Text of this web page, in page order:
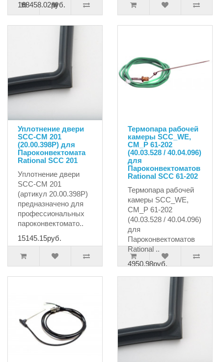
168458.02руб.
Уплотнение двери
SCC-CM 201
(20.00.398P) для
Пароконвектомата
Rational SCC 201
Уплотнение двери
SCC-CM 201
(артикул 20.00.398P)
предназначено для
профессиональных
пароконвектомато..
15145.15руб.
Термопара рабочей
камеры SCC_WE,
CM_P 61-202
(40.03.528 / 40.04.096)
для
Пароконвектоматов
Rational SCC 61-202
Термопара рабочей
камеры SCC_WE,
CM_P 61-202
(40.03.528 / 40.04.096)
для
Пароконвектоматов
Rational ..
4950.98руб.